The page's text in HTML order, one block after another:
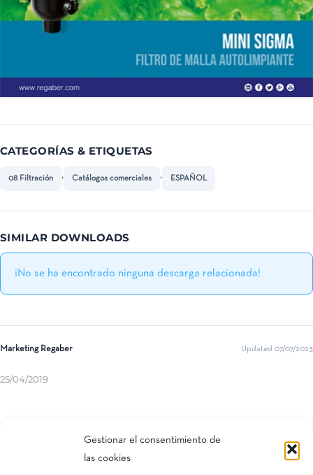
Gestionar el consentimiento de
las cookies
CATEGORÍAS & ETIQUETAS
08 Filtración , Catálogos comerciales , ESPAÑOL
SIMILAR DOWNLOADS
¡No se ha encontrado ninguna descarga relacionada!
Marketing Regaber Updated 07/07/2023
25/04/2019